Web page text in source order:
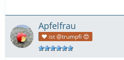
Apfelfrau
❤️ ist @trumpfi 😍